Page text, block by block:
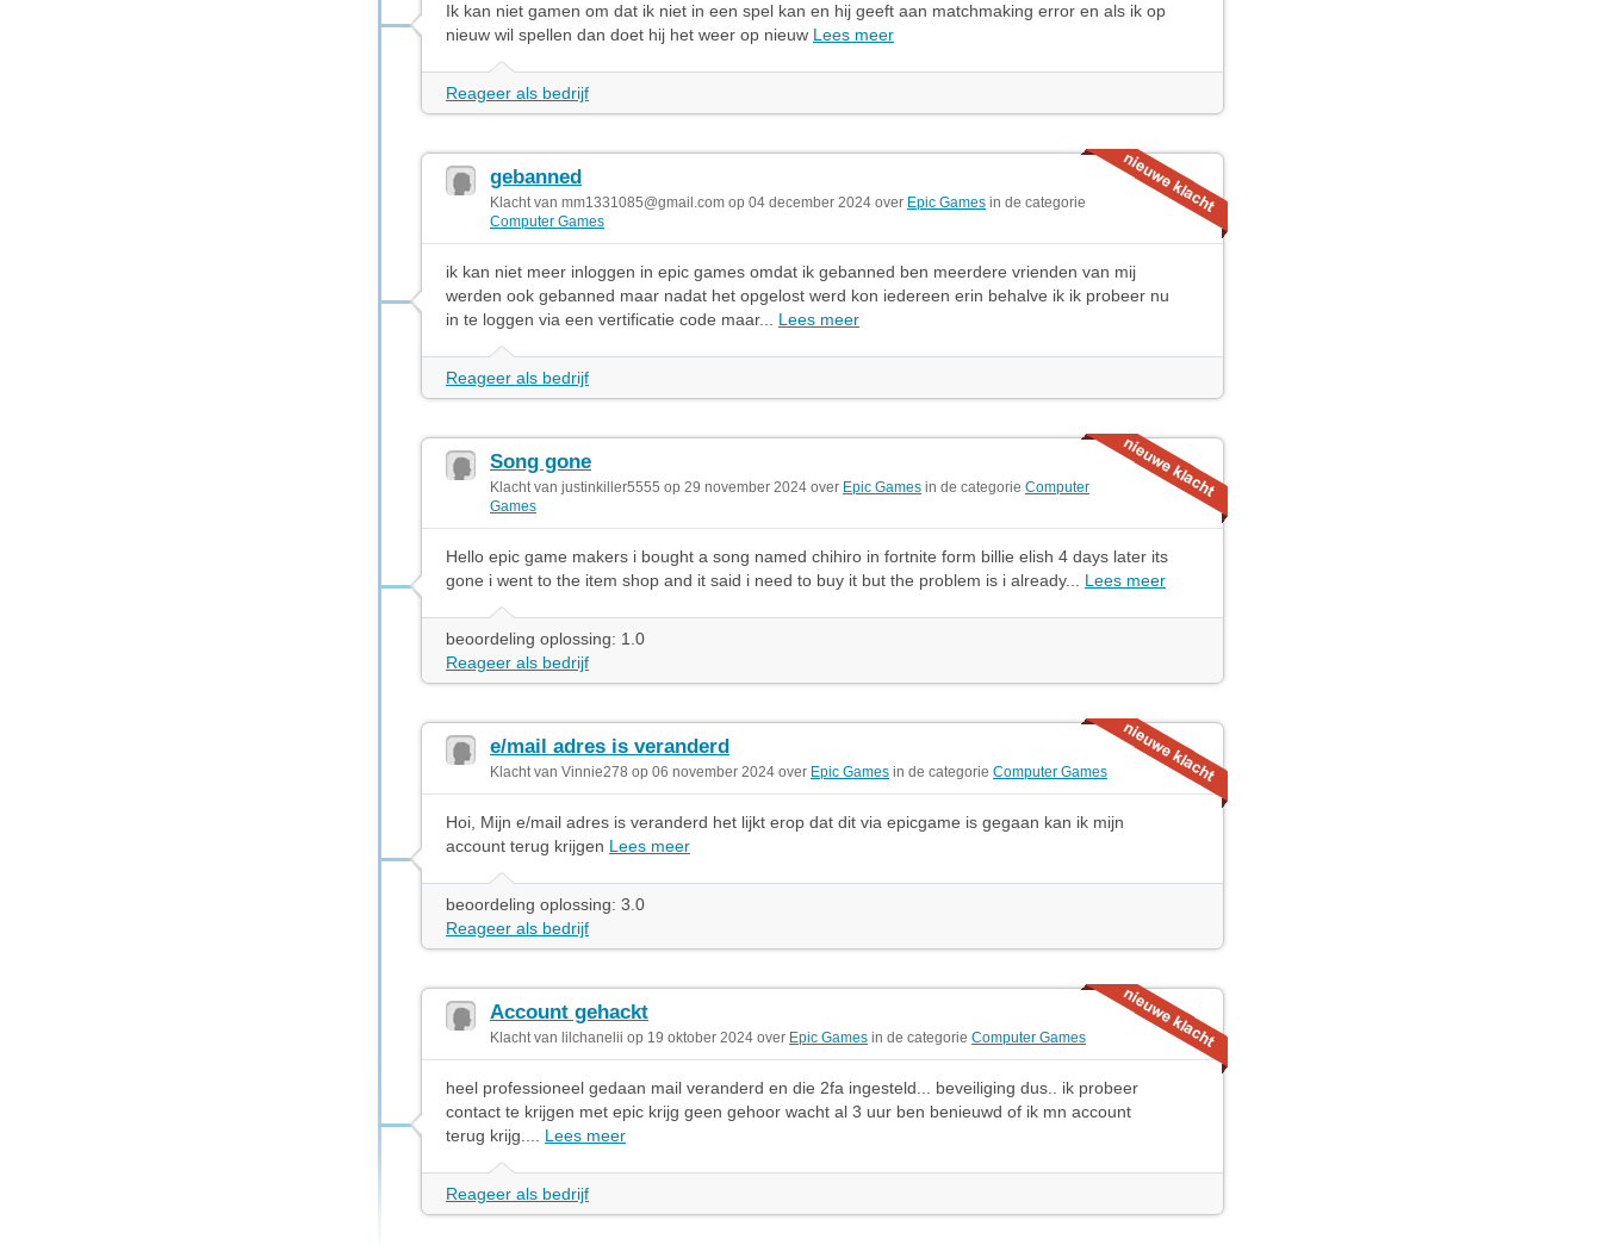
Ik kan niet gamen om dat ik niet in een spel kan en hij geeft aan matchmaking error en als ik op
nieuw wil spellen dan doet hij het weer op nieuw Lees meer
Reageer als bedrijf
gebanned
Klacht van mm1331085@gmail.com op 04 december 2024 over Epic Games in de categorie
Computer Games
ik kan niet meer inloggen in epic games omdat ik gebanned ben meerdere vrienden van mij
werden ook gebanned maar nadat het opgelost werd kon iedereen erin behalve ik ik probeer nu
in te loggen via een vertificatie code maar... Lees meer
Reageer als bedrijf
Song gone
Klacht van justinkiller5555 op 29 november 2024 over Epic Games in de categorie Computer
Games
Hello epic game makers i bought a song named chihiro in fortnite form billie elish 4 days later its
gone i went to the item shop and it said i need to buy it but the problem is i already... Lees meer
beoordeling oplossing: 1.0
Reageer als bedrijf
e/mail adres is veranderd
Klacht van Vinnie278 op 06 november 2024 over Epic Games in de categorie Computer Games
Hoi, Mijn e/mail adres is veranderd het lijkt erop dat dit via epicgame is gegaan kan ik mijn
account terug krijgen Lees meer
beoordeling oplossing: 3.0
Reageer als bedrijf
Account gehackt
Klacht van lilchanelii op 19 oktober 2024 over Epic Games in de categorie Computer Games
heel professioneel gedaan mail veranderd en die 2fa ingesteld... beveiliging dus.. ik probeer
contact te krijgen met epic krijg geen gehoor wacht al 3 uur ben benieuwd of ik mn account
terug krijg.... Lees meer
Reageer als bedrijf